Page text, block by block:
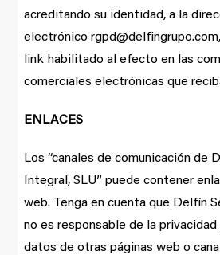
acreditando su identidad, a la
electrónico
link habilitado al efecto en las
comerciales electrónicas que
ENLACES
Los “canales de comunicación de
Integral, SLU” puede contener
web. Tenga en cuenta que Delfín
no es responsable de la
datos de otras páginas web o